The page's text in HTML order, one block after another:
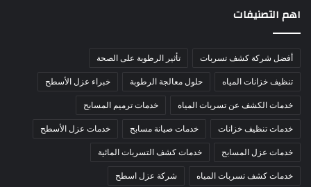
اهم التصنيفات
أفضل شركة كشف تسربات تأثير الرطوبة على الصحة
تنظيف خزانات المياه حلول معالجة الرطوبة خبراء عزل الأسطح
خدمات الكشف عن تسربات المياه خدمات ترميم المسابح
خدمات تنظيف خزانات خدمات صيانة مسابح خدمات عزل الأسطح
خدمات عزل المسابح خدمات كشف التسربات المائية
خدمات كشف تسربات المياه شركة عزل اسطح